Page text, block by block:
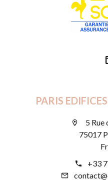
PARIS
5 Rue
75017
+33